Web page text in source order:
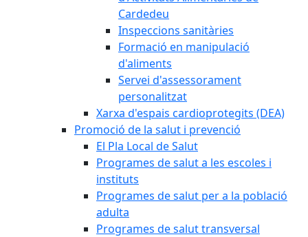
Cardedeu
Inspeccions sanitàries
Formació en manipulació
d'aliments
Servei d'assessorament
personalitzat
Xarxa d'espais cardioprotegits (DEA)
Promoció de la salut i prevenció
El Pla Local de Salut
Programes de salut a les escoles i
instituts
Programes de salut per a la població
adulta
Programes de salut transversal